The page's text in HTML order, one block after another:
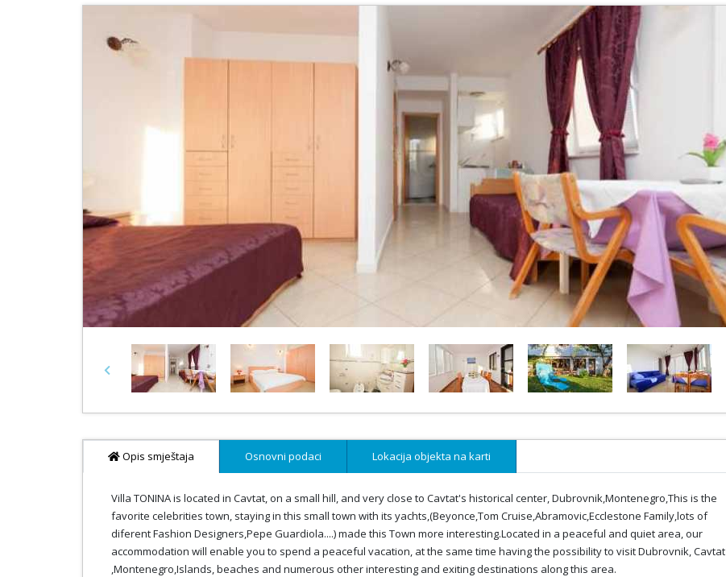
Previous
Opis smještaja Osnovni podaci Lokacija objekta na karti
Villa TONINA is located in Cavtat, on a small hill, and very close to Cavtat's historical center, Dubrovnik,Montenegro,This is the
favorite celebrities town, staying in this small town with its yachts,(Beyonce,Tom Cruise,Abramovic,Ecclestone Family,lots of
diferent Fashion Designers,Pepe Guardiola....) made this Town more interesting.Located in a peaceful and quiet area, our
accommodation will enable you to spend a peaceful vacation, at the same time having the possibility to visit Dubrovnik, Cavtat
,Montenegro,Islands, beaches and numerous other interesting and exiting destinations along this area.